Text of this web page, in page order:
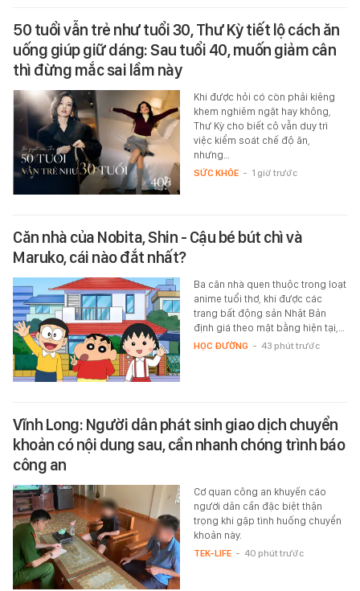
50 tuổi vẫn trẻ như tuổi 30, Thư Kỳ tiết lộ cách ăn
uống giúp giữ dáng: Sau tuổi 40, muốn giảm cân
thì đừng mắc sai lầm này
Khi được hỏi có còn phải kiêng
khem nghiêm ngặt hay không,
Thư Kỳ cho biết cô vẫn duy trì
việc kiểm soát chế độ ăn,
nhưng…
SỨC KHỎE - 1 giờ trước
Căn nhà của Nobita, Shin - Cậu bé bút chì và
Maruko, cái nào đắt nhất?
Ba căn nhà quen thuộc trong loạt
anime tuổi thơ, khi được các
trang bất động sản Nhật Bản
định giá theo mặt bằng hiện tại,…
HỌC ĐƯỜNG - 43 phút trước
Vĩnh Long: Người dân phát sinh giao dịch chuyển
khoản có nội dung sau, cần nhanh chóng trình báo
công an
Cơ quan công an khuyến cáo
người dân cần đặc biệt thận
trọng khi gặp tình huống chuyển
khoản này.
TEK-LIFE - 40 phút trước